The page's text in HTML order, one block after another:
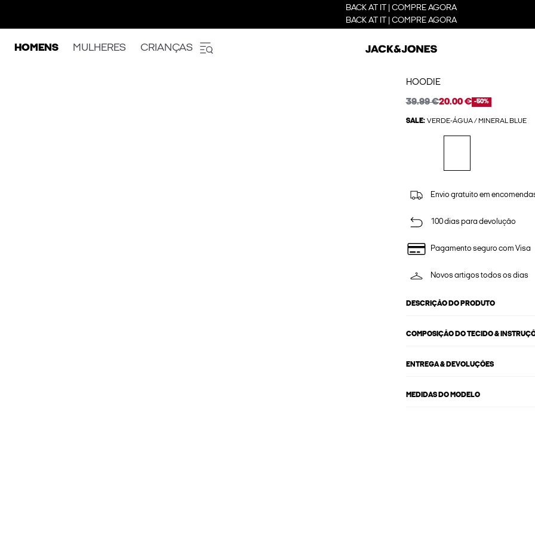
BACK AT IT | COMPRE AGORA
BACK AT IT | COMPRE AGORA
HOMENS MULHERES CRIANÇAS
HOODIE
39.99 €20.00 € -50%
SALE: VERDE-ÁGUA / MINERAL BLUE
Envio gratuito em
100 dias para devolução
Pagamento seguro com Visa
Novos artigos todos os dias
DESCRIÇÃO DO PRODUTO
COMPOSIÇÃO DO TECIDO &
ENTREGA & DEVOLUÇÕES
MEDIDAS DO MODELO